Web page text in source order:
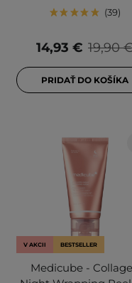
39
19,90
14,93 €
PRIDAŤ DO KOŠÍKA
V AKCII BESTSELLER
Medicube -